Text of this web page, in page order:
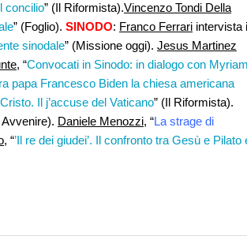
concilio” (Il Riformista).Vincenzo Tondi Della
” (Foglio). SINODO: Franco Ferrari intervista
sinodale” (Missione oggi). Jesus Martinez
, “Convocati in Sinodo: in dialogo con
papa Francesco Biden la chiesa americana
Il j’accuse del Vaticano” (Il Riformista).
Daniele Menozzi, “La strage di
, “’Il re dei giudei’. Il confronto tra Gesù e Pilato